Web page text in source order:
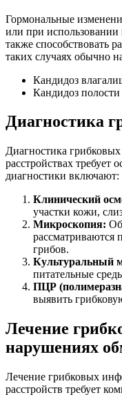
Гормональные
или при
также способствовать
таких случаях обычно
Кандидоз
Кандидоз полости
Диагностика
Диагностика
расстройствах
диагностики включают:
Клинический
участки кожи,
Микроскопия:
рассматриваются
грибов.
Культуральный
питательные
ПЦР
выявить
Лечение
нарушениях
Лечение грибковых
расстройств требует